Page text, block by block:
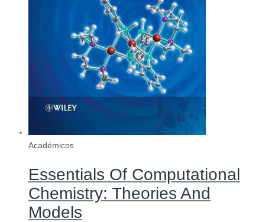
Académicos
Essentials Of Computational
Chemistry: Theories And
Models